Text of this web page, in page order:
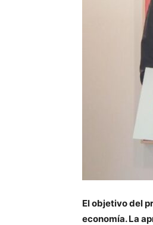
El objetivo del
economía. La